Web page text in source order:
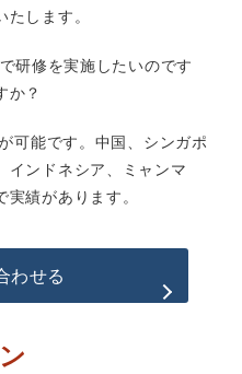
します。
研修を実施したいのです
か？
可能です。中国、シンガポ
インドネシア、ミャンマ
績があります。
わせる